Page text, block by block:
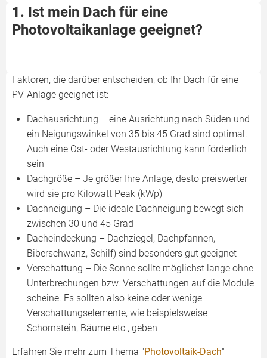
1. Ist mein Dach für eine
Photovoltaikanlage geeignet?
Faktoren, die darüber entscheiden, ob Ihr Dach für eine
PV-Anlage geeignet ist:
Dachausrichtung – eine Ausrichtung nach Süden und
ein Neigungswinkel von 35 bis 45 Grad sind optimal.
Auch eine Ost- oder Westausrichtung kann förderlich
sein
Dachgröße – Je größer Ihre Anlage, desto preiswerter
wird sie pro Kilowatt Peak (kWp)
Dachneigung – Die ideale Dachneigung bewegt sich
zwischen 30 und 45 Grad
Dacheindeckung – Dachziegel, Dachpfannen,
Biberschwanz, Schilf) sind besonders gut geeignet
Verschattung – Die Sonne sollte möglichst lange ohne
Unterbrechungen bzw. Verschattungen auf die Module
scheine. Es sollten also keine oder wenige
Verschattungselemente, wie beispielsweise
Schornstein, Bäume etc., geben
Erfahren Sie mehr zum Thema "Photovoltaik-Dach"